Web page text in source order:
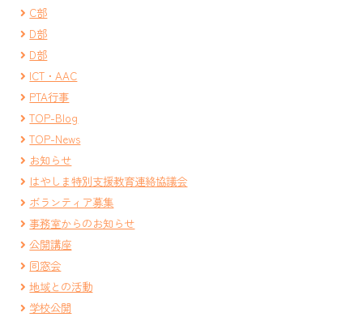
C部
D部
D部
ICT・AAC
PTA行事
TOP-Blog
TOP-News
お知らせ
はやしま特別支援教育連絡協議会
ボランティア募集
事務室からのお知らせ
公開講座
同窓会
地域との活動
学校公開